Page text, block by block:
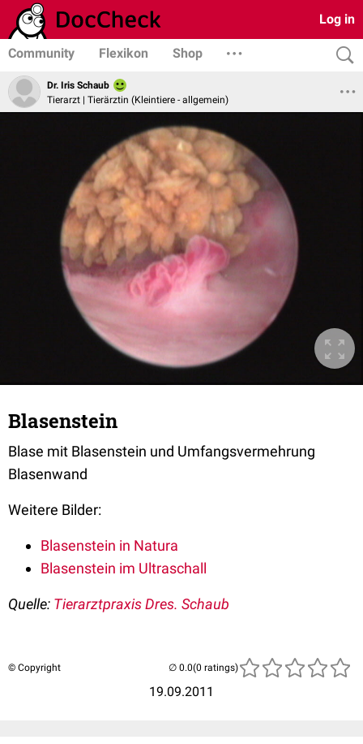
Log in
Community Flexikon Shop
Dr. Iris Schaub
Tierarzt | Tierärztin (Kleintiere - allgemein)
Blasenstein
Blase mit Blasenstein und Umfangsvermehrung
Blasenwand
Weitere Bilder:
Blasenstein in Natura
Blasenstein im Ultraschall
Quelle: Tierarztpraxis Dres. Schaub
© Copyright
19.09.2011
(0 ratings)